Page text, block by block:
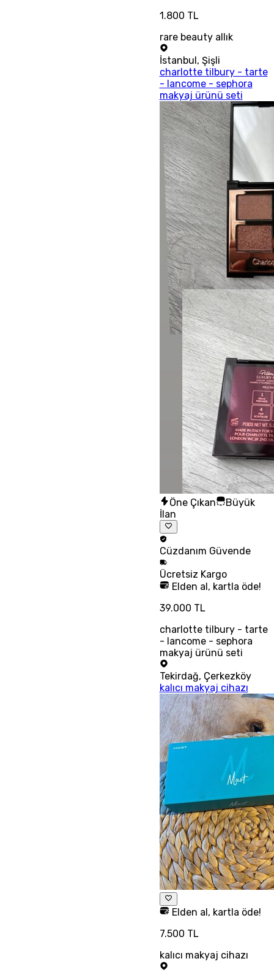
1.800 TL
rare beauty allık
İstanbul, Şişli
charlotte tilbury - tarte
- lancome - sephora
makyaj ürünü seti
Öne Çıkan
Büyük
İlan
Cüzdanım Güvende
Ücretsiz Kargo
Elden al, kartla öde!
39.000 TL
charlotte tilbury - tarte
- lancome - sephora
makyaj ürünü seti
Tekirdağ, Çerkezköy
kalıcı makyaj cihazı
Elden al, kartla öde!
7.500 TL
kalıcı makyaj cihazı